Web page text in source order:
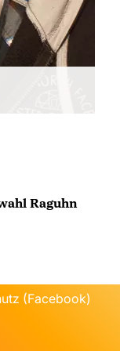
Raguhn
(Facebook)